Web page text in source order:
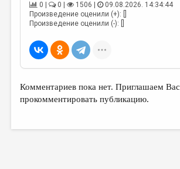
РЕЦЕНЗИРОВАНИЕ
ТРЕДИАКОВСКИЙ
ВКОНТАКТЕ
0 |
0 | 1506 |
09.08.2026. 14:34:44
Произведение оценили (+): []
Произведение оценили (-): []
Комментариев пока нет. Приглашаем Вас
прокомментировать публикацию.